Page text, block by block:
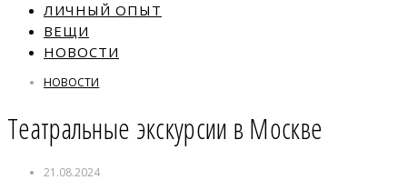
ЛИЧНЫЙ ОПЫТ
ВЕЩИ
НОВОСТИ
НОВОСТИ
Театральные экскурсии в Москве
21.08.2024